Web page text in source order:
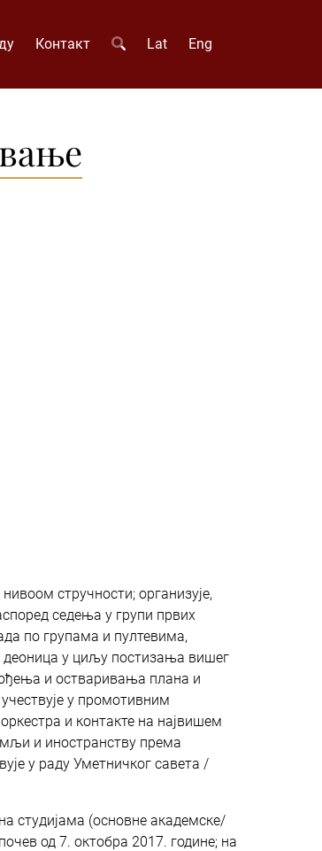
Контакт Lat Eng
стручности; организује,
седења у групи првих
по групама и пултевима,
деоница у циљу постизања вишег
и остваривања плана и
у промотивним
и контакте на највишем
и иностранству према
у раду Уметничког савета /
студијама (основне академске/
од 7. октобра 2017. године; на